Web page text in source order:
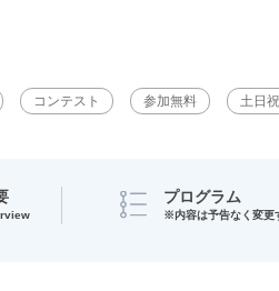
コンテスト 参加無料 土日
プログラム
※内容は予告なく変更